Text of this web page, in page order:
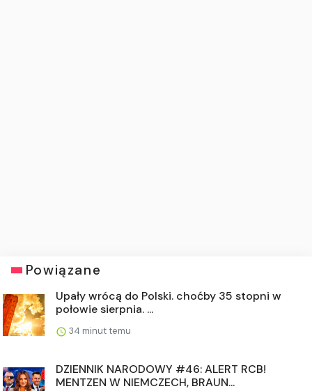
Powiązane
Upały wrócą do Polski. choćby 35 stopni w
połowie sierpnia. ...
34 minut temu
DZIENNIK NARODOWY #46: ALERT RCB!
MENTZEN W NIEMCZECH, BRAUN...